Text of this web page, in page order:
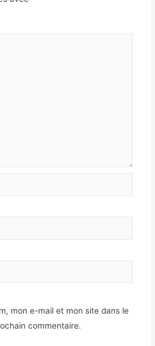
mon e-mail et mon site dans le
commentaire.